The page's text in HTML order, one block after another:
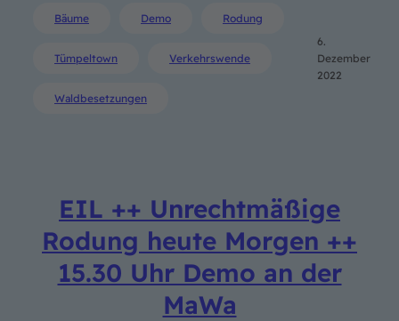
Bäume Demo Rodung
Tümpeltown Verkehrswende
Waldbesetzungen
6.
Dezember
2022
EIL ++ Unrechtmäßige
Rodung heute Morgen ++
15.30 Uhr Demo an der
MaWa